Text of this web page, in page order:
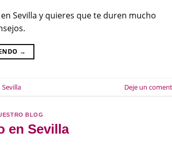
Sevilla y quieres que te duren mucho
→
Sevilla Deje un
BLOG
en Sevilla